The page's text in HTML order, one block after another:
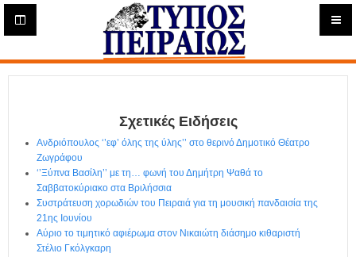
Η
ε
ρ
Σχετικές Ειδήσεις
Ανδριόπουλος ‘’εφ’ όλης της ύλης’’ στο θερινό Δημοτικό Θέατρο
Ζωγράφου
‘’Ξύπνα Βασίλη’’ με τη… φωνή του Δημήτρη Ψαθά το
Σαββατοκύριακο στα Βριλήσσια
Συστράτευση χορωδιών του Πειραιά για τη μουσική πανδαισία της
21ης Ιουνίου
Αύριο το τιμητικό αφιέρωμα στον Νικαιώτη διάσημο κιθαριστή
Στέλιο Γκόλγκαρη